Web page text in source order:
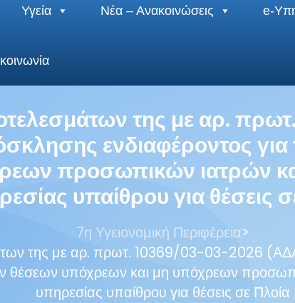
Υγεία Νέα – Ανακοινώσεις e-
της με αρ.
ενδιαφέροντος
προσωπικών ιατρών
υπαίθρου για θέσεις
7η Υγειονομική Περιφέρεια>
της με αρ. πρωτ. 10369/03-03-2026
θέσεων υπόχρεων και μη υπόχρεων
υπηρεσίας υπαίθρου για θέσεις σε Πλοία